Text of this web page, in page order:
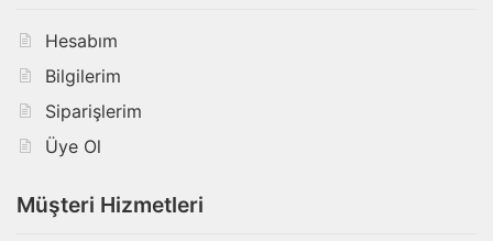
Hesabım
Bilgilerim
Siparişlerim
Üye Ol
Müşteri Hizmetleri